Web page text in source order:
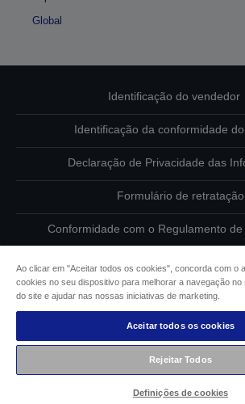
Global
Identificação do vendedor
Identificação da conformidade
Declaração de Privacidade das
Formulário de retratação
Conformidade com o Regulamento
Informações sobre cookies
Compromisso da Epson para com a
Copyright © 2026 Seiko
Ao clicar em "Aceitar todos os cookies", concorda com o
cookies no seu dispositivo para melhorar a navegação no
do site e ajudar nas nossas iniciativas de marketing.
Aceitar todos os cookies
Rejeitar Todos
Definições de cookies